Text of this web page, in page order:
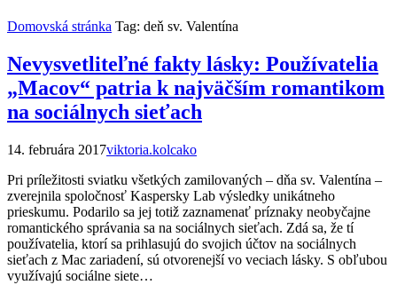
Domovská stránka Tag: deň sv. Valentína
Nevysvetliteľné fakty lásky: Používatelia
„Macov“ patria k najväčším romantikom
na sociálnych sieťach
14. februára 2017viktoria.kolcako
Pri príležitosti sviatku všetkých zamilovaných – dňa sv. Valentína –
zverejnila spoločnosť Kaspersky Lab výsledky unikátneho
prieskumu. Podarilo sa jej totiž zaznamenať príznaky neobyčajne
romantického správania sa na sociálnych sieťach. Zdá sa, že tí
používatelia, ktorí sa prihlasujú do svojich účtov na sociálnych
sieťach z Mac zariadení, sú otvorenejší vo veciach lásky. S obľubou
využívajú sociálne siete…